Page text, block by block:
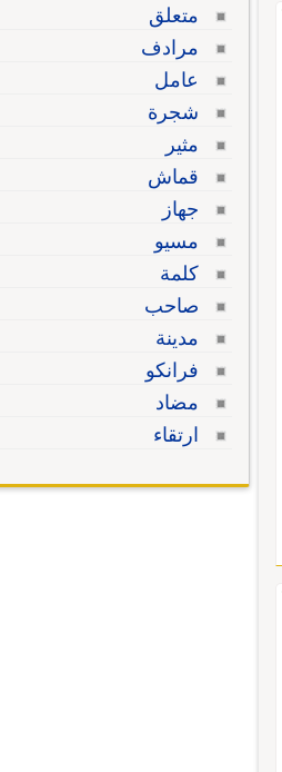
متعلق
مرادف
عامل
شجرة
مثير
قماش
جهاز
مسيو
كلمة
صاحب
مدينة
فرانكو
مضاد
ارتقاء